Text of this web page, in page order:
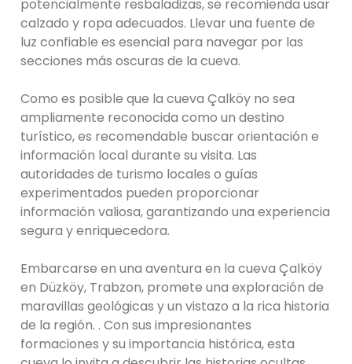
potencialmente resbaladizas, se recomienda usar
calzado y ropa adecuados. Llevar una fuente de
luz confiable es esencial para navegar por las
secciones más oscuras de la cueva.
Como es posible que la cueva Çalköy no sea
ampliamente reconocida como un destino
turístico, es recomendable buscar orientación e
información local durante su visita. Las
autoridades de turismo locales o guías
experimentados pueden proporcionar
información valiosa, garantizando una experiencia
segura y enriquecedora.
Embarcarse en una aventura en la cueva Çalköy
en Düzköy, Trabzon, promete una exploración de
maravillas geológicas y un vistazo a la rica historia
de la región. . Con sus impresionantes
formaciones y su importancia histórica, esta